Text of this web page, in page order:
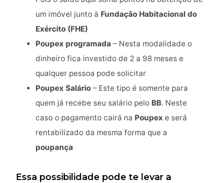
um imóvel junto à Fundação Habitacional do
Exército (FHE)
Poupex programada – Nesta modalidade o
dinheiro fica investido de 2 a 98 meses e
qualquer pessoa pode solicitar
Poupex Salário – Este tipo é somente para
quem já recebe seu salário pelo BB. Neste
caso o pagamento cairá na Poupex e será
rentabilizado da mesma forma que a
poupança
Essa possibilidade pode te levar a